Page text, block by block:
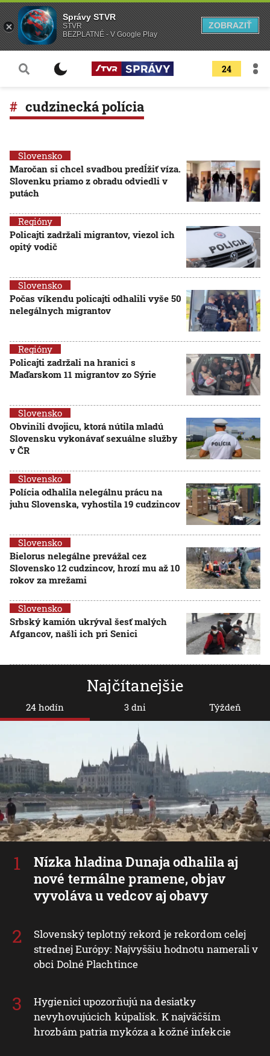
24
cudzinecká polícia
Slovensko
Maročan si chcel svadbou predĺžiť víza.
Slovenku priamo z obradu odviedli v
putách
Regióny
Policajti zadržali migrantov, viezol ich
opitý vodič
Slovensko
Počas víkendu policajti odhalili vyše 50
nelegálnych migrantov
Regióny
Policajti zadržali na hranici s
Maďarskom 11 migrantov zo Sýrie
Slovensko
Obvinili dvojicu, ktorá nútila mladú
Slovensku vykonávať sexuálne služby
v ČR
Slovensko
Polícia odhalila nelegálnu prácu na
juhu Slovenska, vyhostila 19 cudzincov
Slovensko
Bielorus nelegálne prevážal cez
Slovensko 12 cudzincov, hrozí mu až 10
rokov za mrežami
Slovensko
Srbský kamión ukrýval šesť malých
Afgancov, našli ich pri Senici
Najčítanejšie
24 hodín
Nízka hladina Dunaja odhalila aj
nové termálne pramene, objav
vyvoláva u vedcov aj obavy
Slovenský teplotný rekord je rekordom celej
strednej Európy: Najvyššiu hodnotu namerali v
obci Dolné Plachtince
Hygienici upozorňujú na desiatky
nevyhovujúcich kúpalísk. K najväčším
hrozbám patria mykóza a kožné infekcie
3 dni Týždeň
Správy STVR
STVR
BEZPLATNÉ - V Google Play
ZOBRAZIŤ